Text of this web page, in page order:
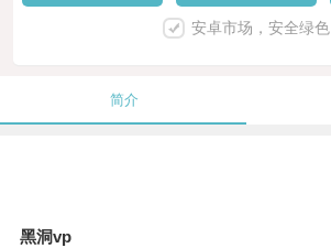
安卓市场，安全绿色
简介
黑洞vp